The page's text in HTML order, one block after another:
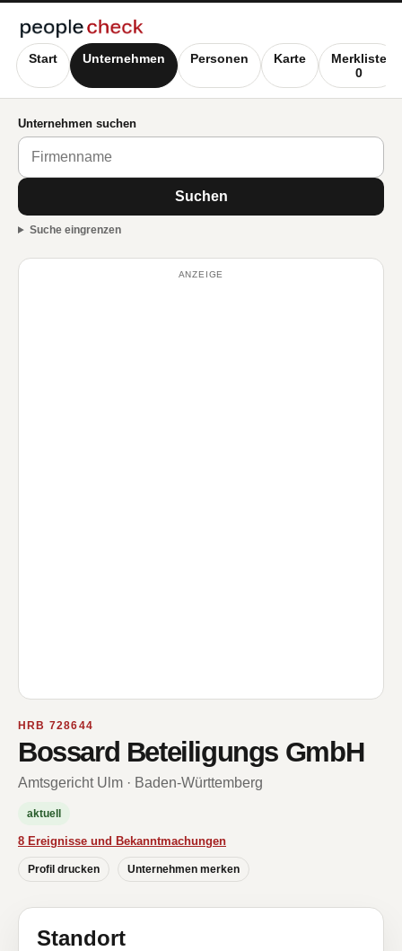
Start Unternehmen Personen Karte
Merkliste
0
Unternehmen suchen
Suchen
Suche eingrenzen
ANZEIGE
HRB 728644
Bossard Beteiligungs GmbH
Amtsgericht Ulm · Baden-Württemberg
aktuell
8 Ereignisse und Bekanntmachungen
Profil drucken Unternehmen merken
Standort